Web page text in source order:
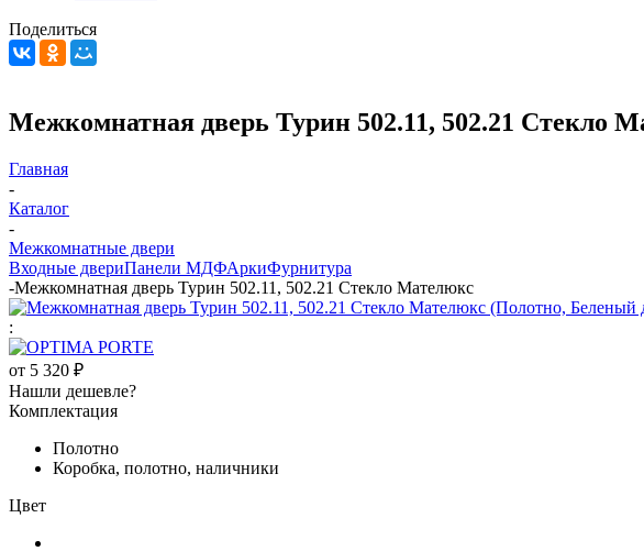
Поделиться
Межкомнатная дверь Турин 502.11, 502.21 Стекло
Главная
-
Каталог
-
Межкомнатные двери
Входные двериПанели МДФАркиФурнитура
-Межкомнатная дверь Турин 502.11, 502.21 Стекло Мателюкс
:
от 5 320 ₽
Нашли дешевле?
Комплектация
Полотно
Коробка, полотно, наличники
Цвет